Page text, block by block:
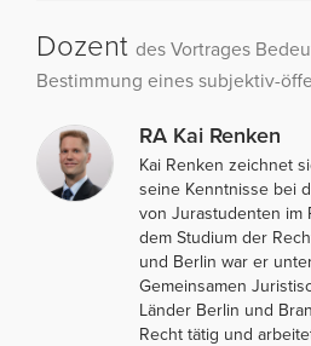
Dozent des Vortrages
Bestimmung eines subjektiv-
RA Kai Renken
Kai Renken zeichnet
seine Kenntnisse bei
von Jurastudenten im
dem Studium der
und Berlin war er
Gemeinsamen
Länder Berlin und
Recht tätig und